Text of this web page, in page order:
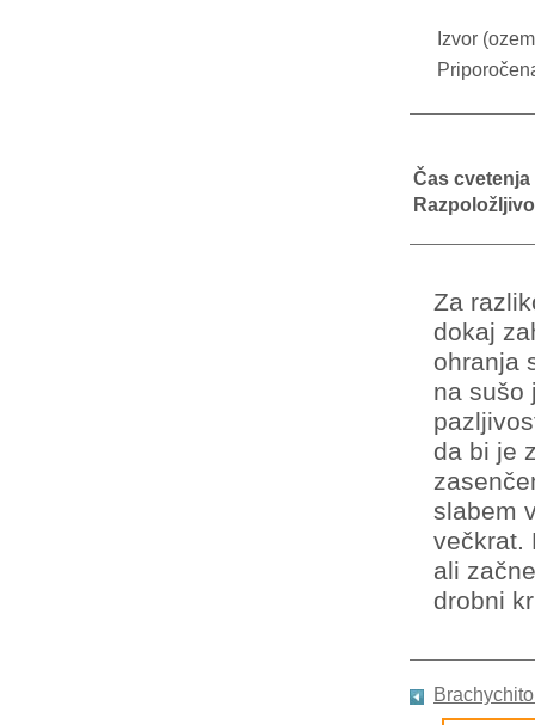
Izvor
Čas cvetenja
Za
dokaj
ohranja
na sušo
da bi je
slabem
večkrat.
ali
drobni